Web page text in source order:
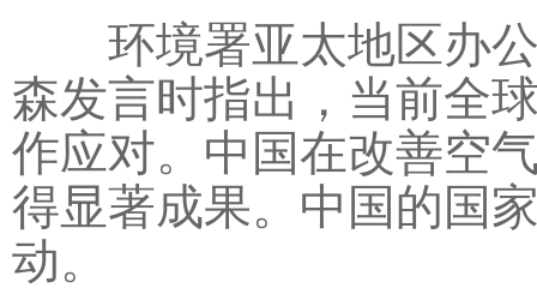
环境署亚太地区办公
森发言时指出，当前全
作应对。中国在改善空
得显著成果。中国的国
动。